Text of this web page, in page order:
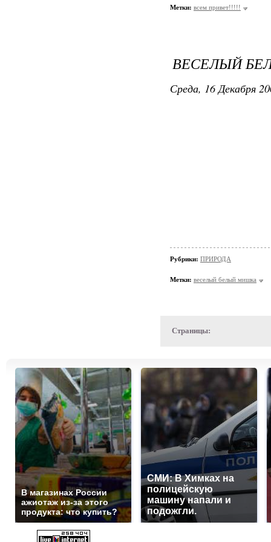
Метки: всем привет!!!!!
ВЕСЕЛЫЙ
Среда, 16 Декабря
Рубрики: ПРИРОДА
Метки: веселый белый мишка
Страницы:
В магазинах России
ажиотаж из-за этого
продукта: что купить?
СМИ: В Химках на
полицейскую
машину напали и
подожгли.